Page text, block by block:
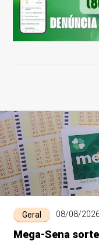
Geral 08/08/
Mega-Sena